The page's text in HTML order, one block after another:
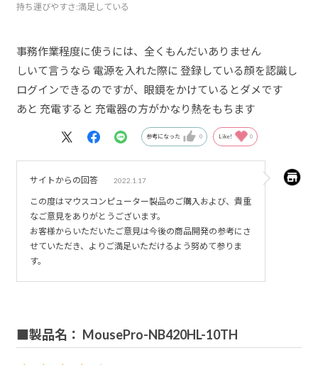
持ち運びやすさ :満足している
事務作業程度に使うには、全くもんだいありません
しいて言うなら 電源を入れた際に 登録している顔を認識し
ログインできるのですが、眼鏡をかけているとダメです
あと 充電すると 充電器の方がかなり熱をもちます
参考になった 0 Like! 0
サイトからの回答 2022.1.17
この度はマウスコンピューター製品のご購入および、貴重
なご意見をありがとうございます。
お客様からいただいたご意見は今後の商品開発の参考にさ
せていただき、よりご満足いただけるよう努めて参りま
す。
■製品名： MousePro-NB420HL-10TH